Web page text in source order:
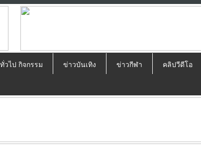
วไป กิจกรรม ข่าวบันเทิง ข่าวกีฬา คลิปวีดีโอ